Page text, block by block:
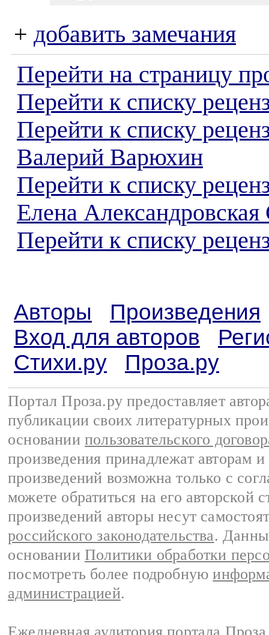
+ добавить замечания
Перейти на страницу
Перейти к списку
Перейти к списку
Валерий Варюхин
Перейти к списку
Елена Александровская
Перейти к списку
Авторы
Произведения
Вход для авторов
Стихи.ру
Проза.ру
Портал Проза.ру предоставляет
публикации своих литературных
основании пользовательского
произведения принадлежат авторам
произведений возможна только с
можете обратиться на его авторской
произведений авторы несут
российского законодательства.
основании Политики обработки
посмотреть более подробную
администрацией.
Ежедневная аудитория портала